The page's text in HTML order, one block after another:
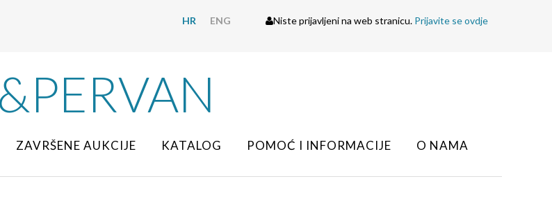
HR ENG Niste prijavljeni na web stranicu. Prijavite se ovdje
ZAVRŠENE AUKCIJE KATALOG POMOĆ I INFORMACIJE
O NAMA